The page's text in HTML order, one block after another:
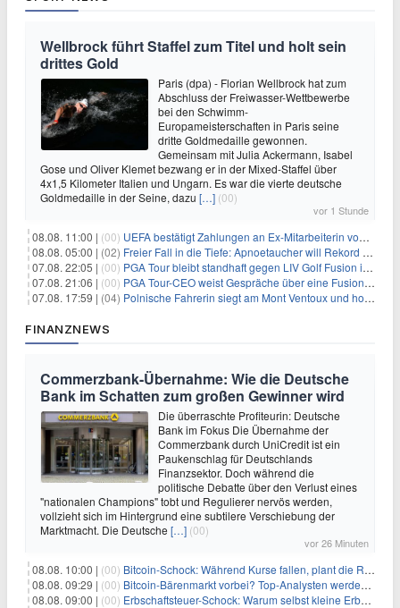
Wellbrock führt Staffel zum Titel und holt sein
drittes Gold
Paris (dpa) - Florian Wellbrock hat zum
Abschluss der Freiwasser-Wettbewerbe
bei den Schwimm-
Europameisterschaften in Paris seine
dritte Goldmedaille gewonnen.
Gemeinsam mit Julia Ackermann, Isabel
Gose und Oliver Klemet bezwang er in der Mixed-Staffel über
4x1,5 Kilometer Italien und Ungarn. Es war die vierte deutsche
Goldmedaille in der Seine, dazu […] (00)
vor 1 Stunde
08.08. 11:00 | (00) UEFA bestätigt Zahlungen an Ex-Mitarbeiterin von Infantino
08.08. 05:00 | (02) Freier Fall in die Tiefe: Apnoetaucher will Rekord brechen
07.08. 22:05 | (00) PGA Tour bleibt standhaft gegen LIV Golf Fusion in einem sich wandelnden Sportumfeld
07.08. 21:06 | (00) PGA Tour-CEO weist Gespräche über eine Fusion mit LIV Golf zurück und bekräftigt die Wettbewerbslandschaft
07.08. 17:59 | (04) Polnische Fahrerin siegt am Mont Ventoux und holt Tour-Gelb
FINANZNEWS
Commerzbank-Übernahme: Wie die Deutsche
Bank im Schatten zum großen Gewinner wird
Die überraschte Profiteurin: Deutsche
Bank im Fokus Die Übernahme der
Commerzbank durch UniCredit ist ein
Paukenschlag für Deutschlands
Finanzsektor. Doch während die
politische Debatte über den Verlust eines
"nationalen Champions" tobt und Regulierer nervös werden,
vollzieht sich im Hintergrund eine subtilere Verschiebung der
Marktmacht. Die Deutsche […] (00)
vor 26 Minuten
08.08. 10:00 | (00) Bitcoin-Schock: Während Kurse fallen, plant die Regierung die Steuer-Bombe
08.08. 09:29 | (00) Bitcoin-Bärenmarkt vorbei? Top-Analysten werden optimistisch, aber die Geschichte sagt etwas anderes
08.08. 09:00 | (00) Erbschaftsteuer-Schock: Warum selbst kleine Erbschaften den Fiskus Millionen kosten